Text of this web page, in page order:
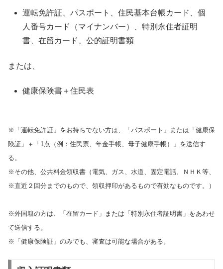
運転免許証、パスポート、住民基本台帳カード、個
人番号カード（マイナンバー）、特別永住者証明
書、在留カード、公的証明書類
または、
健康保険書＋住民表
※「運転免許証」をお持ちでない方は、「パスポート」または「健康保
険証」＋「1点（例：住民票、年金手帳、母子健康手帳）」を送信す
る。
※その他、公共料金領収書（電気、ガス、水道、固定電話、ＮＨＫ等、
※直近２回分までのもので、領収押印があるもので有効なものです。）
※外国籍の方は、「在留カード」または「特別永住者証明書」をあわせ
て送信する。
※「健康保険証」のみでも、審査は可能な場合がある。